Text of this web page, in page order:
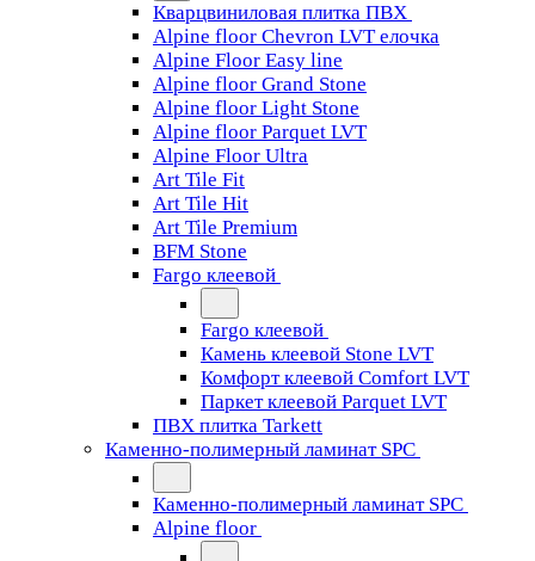
Кварцвиниловая плитка ПВХ
Alpine floor Chevron LVT елочка
Alpine Floor Easy line
Alpine floor Grand Stone
Alpine floor Light Stone
Alpine floor Parquet LVT
Alpine Floor Ultra
Art Tile Fit
Art Tile Hit
Art Tile Premium
BFM Stone
Fargo клеевой
Fargo клеевой
Камень клеевой Stone LVT
Комфорт клеевой Comfort LVT
Паркет клеевой Parquet LVT
ПВХ плитка Tarkett
Каменно-полимерный ламинат SPC
Каменно-полимерный ламинат SPC
Alpine floor